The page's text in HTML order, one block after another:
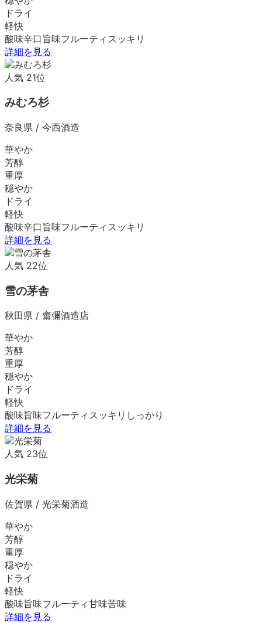
ドライ
軽快
酸味辛口 旨味フルーティ スッキリ
詳細を見る
人気 21位
みむろ杉
奈良県 / 今西酒造
華やか
芳醇
重厚
穏やか
ドライ
軽快
酸味辛口 旨味フルーティ スッキリ
詳細を見る
人気 22位
雪の茅舎
秋田県 / 齋彌酒造店
華やか
芳醇
重厚
穏やか
ドライ
軽快
酸味旨味フルーティ スッキリ しっかり
詳細を見る
人気 23位
光栄菊
佐賀県 / 光栄菊酒造
華やか
芳醇
重厚
穏やか
ドライ
軽快
酸味旨味フルーティ甘味苦味
詳細を見る